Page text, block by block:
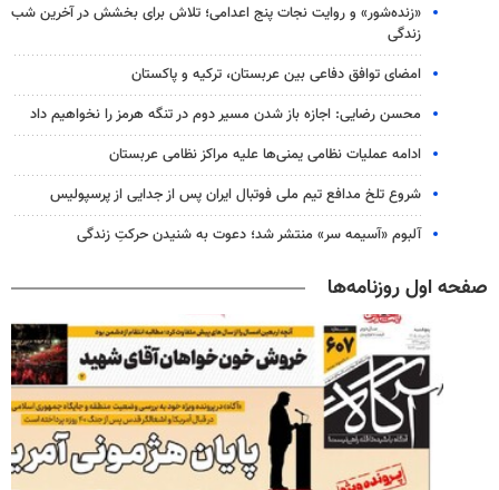
«زنده‌شور» و روایت نجات پنج اعدامی؛ تلاش برای بخشش در آخرین شب
زندگی
امضای توافق دفاعی بین عربستان، ترکیه و پاکستان
محسن رضایی: اجازه باز شدن مسیر دوم در تنگه هرمز را نخواهیم داد
ادامه عملیات نظامی یمنی‌ها علیه مراکز نظامی عربستان
شروع تلخ مدافع تیم ملی فوتبال ایران پس از جدایی از پرسپولیس
آلبوم «آسیمه سر» منتشر شد؛ دعوت به شنیدن حرکتِ زندگی
صفحه اول روزنامه‌ها